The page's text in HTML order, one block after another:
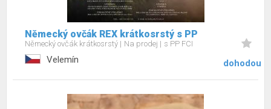
Německý ovčák REX krátkosrstý s PP
Německý ovčák krátkosrstý Na prodej s PP FCI
Velemín dohodou